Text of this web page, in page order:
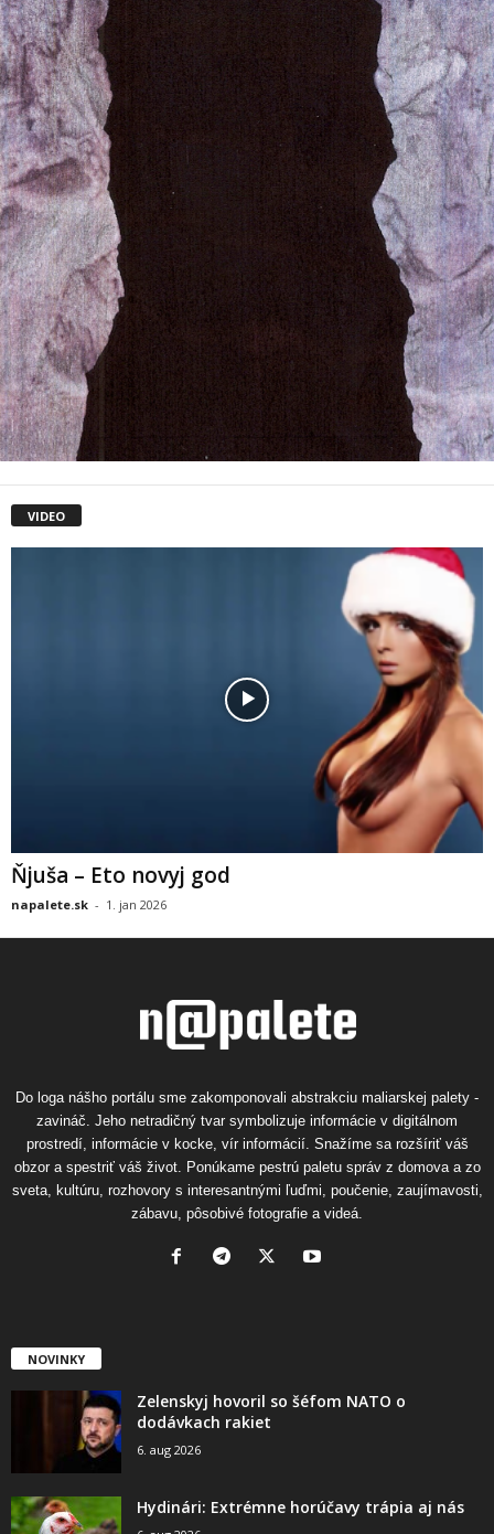
VIDEO
Ňjuša – Eto novyj god
napalete.sk - 1. jan 2026
Do loga nášho portálu sme zakomponovali abstrakciu maliarskej palety -
zavináč. Jeho netradičný tvar symbolizuje informácie v digitálnom
prostredí, informácie v kocke, vír informácií. Snažíme sa rozšíriť váš
obzor a spestriť váš život. Ponúkame pestrú paletu správ z domova a zo
sveta, kultúru, rozhovory s interesantnými ľuďmi, poučenie, zaujímavosti,
zábavu, pôsobivé fotografie a videá.
NOVINKY
Zelenskyj hovoril so šéfom NATO o
dodávkach rakiet
6. aug 2026
Hydinári: Extrémne horúčavy trápia aj nás